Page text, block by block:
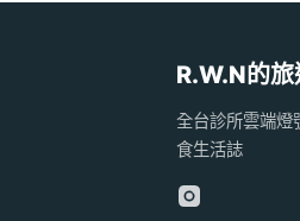
R.W.N的
全台診所雲端燈
食生活誌